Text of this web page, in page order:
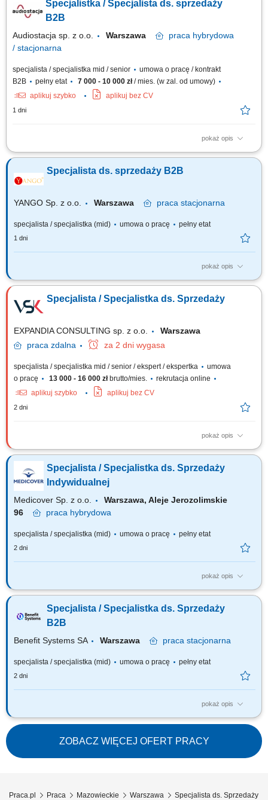
kontaktu z obecnymi kontrahentami i zapewnianie wysokiego standardu
obsługi. Przygotowywanie ofert handlowych dopasowanych do potrzeb
Specjalistka / Specjalista ds. sprzedaży
B2B
Audiostacja sp. z o.o. Warszawa praca hybrydowa
/ stacjonarna
specjalista / specjalistka mid / senior
umowa o pracę / kontrakt
B2B
pełny etat 7 000 - 10 000 zł/ mies. (w zal. od umowy)
aplikuj szybko
aplikuj bez CV
1 dni
pokaż opis
Zakres obowiązków: Obsługa i rozwój relacji z klientami biznesowymi
handlowe) Aktywna współpraca z partnerami w całej Polsce; Realizacja
planów sprzedażowych; Spotkania i wizyty u klientów; Przygotowywanie
Specjalista ds. sprzedaży B2B
YANGO Sp. z o.o. Warszawa praca stacjonarna
specjalista / specjalistka (mid) umowa o pracę pełny etat
1 dni
pokaż opis
Zakres obowiązków: Aktywna sprzedaż telefoniczna (wychodząca) do
wyników sprzedaży, analizowanie odchyleń od przypisanych celów
sprzedażowych; Budowanie i utrzymywanie relacji z kierownikami aptek
Specjalista / Specjalistka ds. Sprzedaży
EXPANDIA CONSULTING sp. z o.o.
Warszawa
praca zdalna za 2 dni wygasa
specjalista / specjalistka mid / senior / ekspert / ekspertka
umowa
o pracę
13 000 - 16 000 złbrutto/mies.
rekrutacja online
aplikuj szybko
aplikuj bez CV
2 dni
pokaż opis
Zadania Rozwój sprzedaży na rynku polskim i europejskim oraz
realizacja planów handlowych; Pozyskiwanie nowych klientów, obsługa
sieci handlowych oraz partnerów B2B; Prowadzenie negocjacji,
przygotowywanie ofert i budowanie relacji z klientami; Analiza wyników,
marż, rentowności projektów...
Specjalista / Specjalistka ds. Sprzedaży
Indywidualnej
Medicover Sp. z o.o.
Warszawa, Aleje Jerozolimskie
96
praca hybrydowa
specjalista / specjalistka (mid) umowa o pracę pełny etat
2 dni
pokaż opis
Szukamy Ciebie, jeśli: jesteś na początku swojej drogi zawodowej lub
pierwsze doświadczenie w pracy w sprzedaży), chcesz rozwijać
kompetencje sprzedażowe i nauczyć się skutecznego dopasowywania
Specjalista / Specjalistka ds. Sprzedaży
B2B
Benefit Systems SA Warszawa praca stacjonarna
specjalista / specjalistka (mid) umowa o pracę pełny etat
2 dni
pokaż opis
Wydajesz się być idealnym zawodnikiem :) a więc…. W naszym zespole
będziesz odpowiadać za pozyskiwanie nowych klientów biznesowych;
Zajmiesz się sprzedażą Programu MultiLife oraz MultiSport - jednego z
głównych świadczeń oczekiwanych na rynku pracy oraz otrzymasz bazę
potencjalnych...
ZOBACZ WIĘCEJ OFERT PRACY
Praca.pl Praca Mazowieckie Warszawa Specjalista ds. Sprzedaży